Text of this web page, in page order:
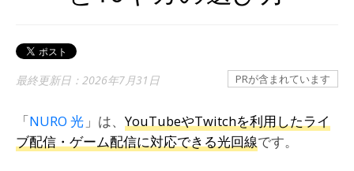
PRが含まれています
最終更新日：2026年7月31日
「NURO 光 」は、 YouTubeやTwitchを利用したライ
ブ配信・ゲーム配信に対応できる光回線です。